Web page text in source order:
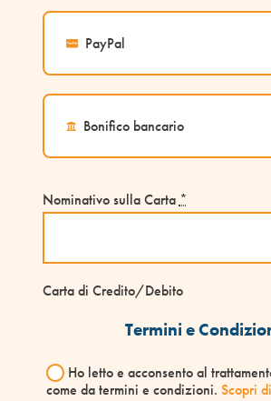
PayPal
Bonifico bancario
Nominativo sulla Carta *
Carta di Credito/Debito
Termini e
Ho letto e acconsento al trattamento dei miei dati
come da termini e condizioni. Scopri